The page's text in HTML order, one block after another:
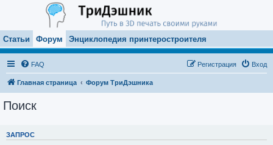
Статьи Форум Энциклопедия принтеростроителя
FAQ Вход
Регистрация
Главная страница Форум ТриДэшника
Поиск
ЗАПРОС